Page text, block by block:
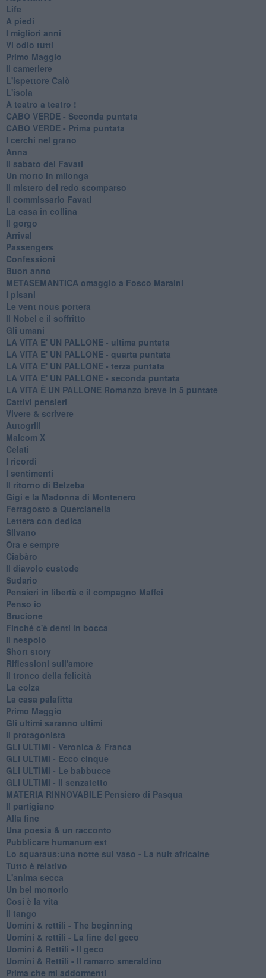
Life
A piedi
I migliori anni
Vi odio tutti
Primo Maggio
Il cameriere
L'ispettore Calò
L'isola
A teatro a teatro !
CABO VERDE - Seconda puntata
CABO VERDE - Prima puntata
I cerchi nel grano
Anna
Il sabato del Favati
Un morto in milonga
Il mistero del redo scomparso
Il commissario Favati
La casa in collina
Il gorgo
Arrival
Passengers
Confessioni
Buon anno
METASEMANTICA omaggio a Fosco Maraini
I pisani
Le vent nous portera
Il Nobel e il soffritto
Gli umani
LA VITA E' UN PALLONE - ultima puntata
LA VITA E' UN PALLONE - quarta puntata
LA VITA E' UN PALLONE - terza puntata
LA VITA E' UN PALLONE - seconda puntata
LA VITA È UN PALLONE Romanzo breve in 5 puntate
Cattivi pensieri
Vivere & scrivere
Autogrill
Malcom X
Celati
I ricordi
I sentimenti
Il ritorno di Belzeba
Gigi e la Madonna di Montenero
Ferragosto a Quercianella
Lettera con dedica
Silvano
Ora e sempre
Ciabàro
Il diavolo custode
Sudario
Pensieri in libertà e il compagno Maffei
Penso io
Brucione
Finché c'è denti in bocca
Il nespolo
Short story
Riflessioni sull'amore
Il tronco della felicità
La colza
La casa palafitta
Primo Maggio
Gli ultimi saranno ultimi
Il protagonista
GLI ULTIMI - Veronica & Franca
GLI ULTIMI - Ecco cinque
GLI ULTIMI - Le babbucce
GLI ULTIMI - Il senzatetto
MATERIA RINNOVABILE Pensiero di Pasqua
Il partigiano
Alla fine
Una poesia & un racconto
Pubblicare humanum est
Lo squaraus:una notte sul vaso - La nuit africaine
Tutto è relativo
L'anima secca
Un bel mortorio
Cosi è la vita
Il tango
​Uomini & rettili - The beginning
​Uomini & rettili - La fine del geco
Uomini & Rettili - Il geco
Uomini & Rettili - Il ramarro smeraldino
Prima che mi addormenti